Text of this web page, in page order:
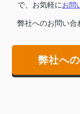
で、お気軽にお問
弊社へのお問い合
弊社へ